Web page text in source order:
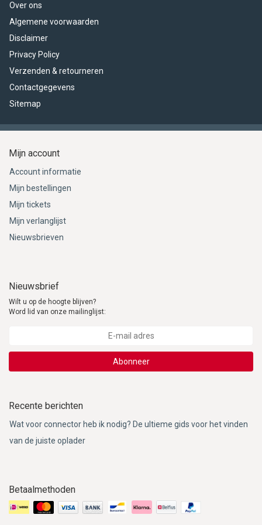
Over ons
Algemene voorwaarden
Disclaimer
Privacy Policy
Verzenden & retourneren
Contactgegevens
Sitemap
Mijn account
Account informatie
Mijn bestellingen
Mijn tickets
Mijn verlanglijst
Nieuwsbrieven
Nieuwsbrief
Wilt u op de hoogte blijven?
Word lid van onze mailinglijst:
Abonneer
Recente berichten
Wat voor connector heb ik nodig? De ultieme gids voor het vinden
van de juiste oplader
Betaalmethoden